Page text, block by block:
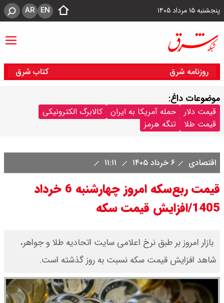
پنجشنبه ۱۵ مرداد ۱۴۰۵ EN
AR
روزنامه شرق کتاب شرق
موضوعات داغ:
قیمت دلار حمله آمریکا به ایران
کالابرگ الکترونیکی
قیمت طلا
تنگه هرمز
اقتصادی ۶ خرداد ۱۴۰۵
قیمت ربع‌سکه امروز چهارشنبه 6 خرداد
1405/افزایش قیمت سکه
​ بازار امروز بر طبق نرخ اعلامی سایت اتحادیه طلا و جواهر،
شاهد افزایش قیمت‌‌‌‌ سکه نسبت به روز گذشته است.